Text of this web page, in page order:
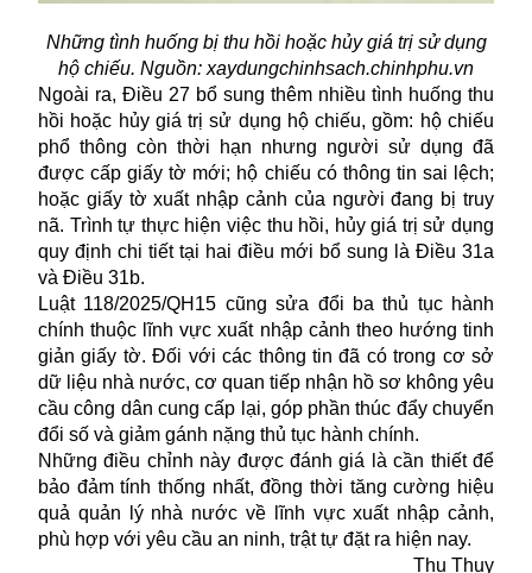
Những tình huống bị thu hồi hoặc hủy giá trị sử dụng
hộ chiếu. Nguồn: xaydungchinhsach.chinhphu.vn
Ngoài ra, Điều 27 bổ sung thêm nhiều tình huống thu
hồi hoặc hủy giá trị sử dụng hộ chiếu, gồm: hộ chiếu
phổ thông còn thời hạn nhưng người sử dụng đã
được cấp giấy tờ mới; hộ chiếu có thông tin sai lệch;
hoặc giấy tờ xuất nhập cảnh của người đang bị truy
nã. Trình tự thực hiện việc thu hồi, hủy giá trị sử dụng
quy định chi tiết tại hai điều mới bổ sung là Điều 31a
và Điều 31b.
Luật 118/2025/QH15 cũng sửa đổi ba thủ tục hành
chính thuộc lĩnh vực xuất nhập cảnh theo hướng tinh
giản giấy tờ. Đối với các thông tin đã có trong cơ sở
dữ liệu nhà nước, cơ quan tiếp nhận hồ sơ không yêu
cầu công dân cung cấp lại, góp phần thúc đẩy chuyển
đổi số và giảm gánh nặng thủ tục hành chính.
Những điều chỉnh này được đánh giá là cần thiết để
bảo đảm tính thống nhất, đồng thời tăng cường hiệu
quả quản lý nhà nước về lĩnh vực xuất nhập cảnh,
phù hợp với yêu cầu an ninh, trật tự đặt ra hiện nay.
Thu Thuy